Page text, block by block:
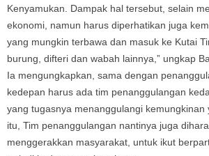
Kenyamukan. Dampak hal tersebut, selain
ekonomi, namun harus diperhatikan juga
yang mungkin terbawa dan masuk ke Kutai
burung, difteri dan wabah lainnya,” ungkap
Ia mengungkapkan, sama dengan
kedepan harus ada tim penanggulangan
yang tugasnya menanggulangi kemungkinan
itu, Tim penanggulangan nantinya juga
menggerakkan masyarakat, untuk ikut